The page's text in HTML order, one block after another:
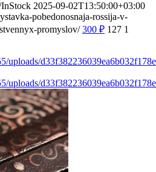
InStock 2025-09-02T13:50:00+03:00
pobedonosnaja-rossija-v-
promyslov/ 300 ₽ 127 1
uploads/
uploads/